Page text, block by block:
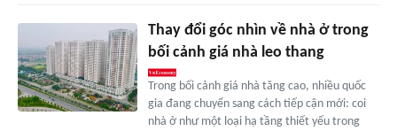
Thay đổi góc nhìn về nhà ở trong
bối cảnh giá nhà leo thang
Trong bối cảnh giá nhà tăng cao, nhiều quốc
gia đang chuyển sang cách tiếp cận mới: coi
nhà ở như một loại hạ tầng thiết yếu trong